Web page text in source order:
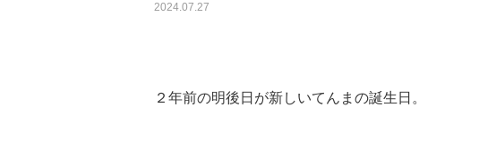
2024.07.27
２年前の明後日が新しいてんまの誕生日。